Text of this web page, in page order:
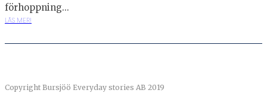
förhoppning...
LÄS MER!
Copyright Bursjöö Everyday stories AB 2019